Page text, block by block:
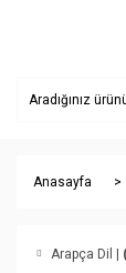
Anasayfa